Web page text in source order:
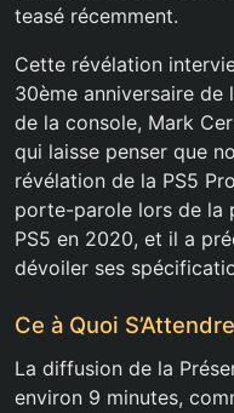
teasé récemment.
Cette révélation
30ème anniversaire
de la console, Mark
qui laisse penser que
révélation de la PS5
porte-parole lors de la
PS5 en 2020, et il a
dévoiler ses
Ce à Quoi
La diffusion de la
environ 9 minutes,